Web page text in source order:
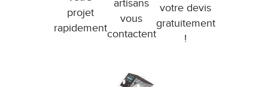
projet
rapidement
artisans
vous
contactent
votre devis
gratuitement
!